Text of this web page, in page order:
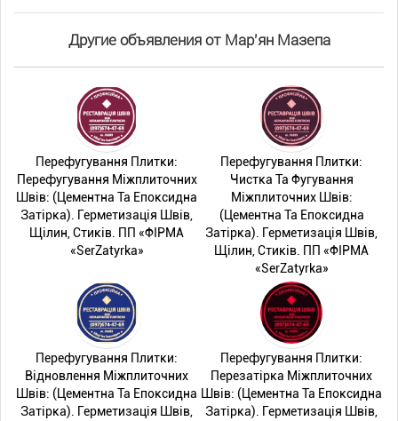
Другие объявления от Мар'ян Мазепа
Перефугування Плитки:
Перефугування Міжплиточних
Швів: (Цементна Та Епоксидна
Затірка). Герметизація Швів,
Щілин, Стиків. ПП «ФІРМА
«SerZatyrka»
Перефугування Плитки:
Чистка Та Фугування
Міжплиточних Швів:
(Цементна Та Епоксидна
Затірка). Герметизація Швів,
Щілин, Стиків. ПП «ФІРМА
«SerZatyrka»
Перефугування Плитки:
Відновлення Міжплиточних
Швів: (Цементна Та Епоксидна
Затірка). Герметизація Швів,
Перефугування Плитки:
Перезатірка Міжплиточних
Швів: (Цементна Та Епоксидна
Затірка). Герметизація Швів,